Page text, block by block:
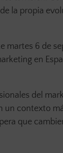
la propia
martes 6 de
en
del
un contexto
que